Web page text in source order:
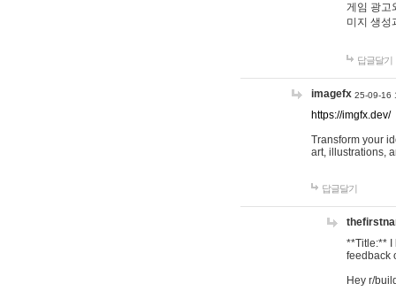
게임 광고
미지 생성
답글달기
imagefx 25-09-16
https://imgfx.dev/
Transform your
art, illustrations,
답글달기
**Title:** I
feedback
Hey r/